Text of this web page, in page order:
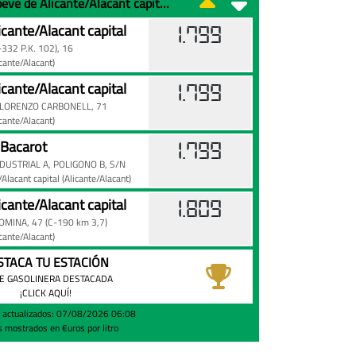
Alacant capital
332 P.K. 102), 16
Alacant)
1.799
Alacant capital
CARBONELL, 71
Alacant)
1.799
A, POLIGONO B, S/N
capital (Alicante/Alacant)
1.799
Alacant capital
47 (C-190 km 3,7)
Alacant)
1.809
TU ESTACIÓN
GASOLINERA DESTACADA
¡CLICK AQUÍ!
actualizados: 07/08/2026 06:08
mostrados en €uros por litro